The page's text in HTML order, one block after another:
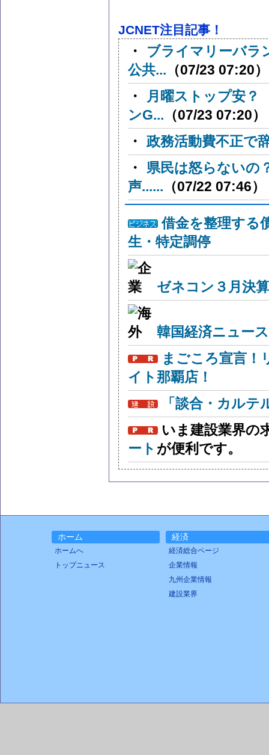
JCNET注目記事！
・
ブライマリーバ
公共... （07/23 07:20）
・
月曜ストップ安？
ンG... （07/23 07:20）
・ 政務活動費不正で
・
県民は怒らないの
声...... （07/22 07:46）
借金を整理する
生・特定調停
ゼネコン３月決
韓国経済ニュー
まごころ宣言！
イト那覇店！
「談合・カル
いま建設業界の
ート が便利です。
ホーム
ホームへ
トップニュース
経済
経済総合ページ
企業情報
九州企業情報
建設業界